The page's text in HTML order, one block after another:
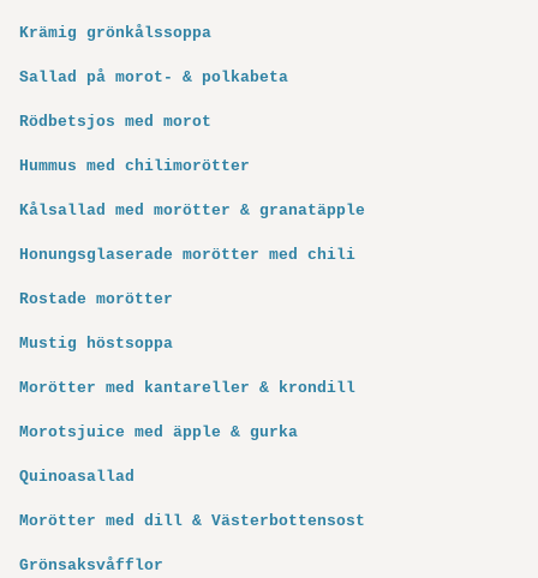
Krämig grönkålssoppa
Sallad på morot- & polkabeta
Rödbetsjos med morot
Hummus med chilimorötter
Kålsallad med morötter & granatäpple
Honungsglaserade morötter med chili
Rostade morötter
Mustig höstsoppa
Morötter med kantareller & krondill
Morotsjuice med äpple & gurka
Quinoasallad
Morötter med dill & Västerbottensost
Grönsaksvåfflor